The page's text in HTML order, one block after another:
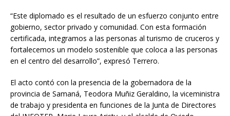
“Este diplomado es el resultado de un esfuerzo conjunto entre
gobierno, sector privado y comunidad. Con esta formación
certificada, integramos a las personas al turismo de cruceros y
fortalecemos un modelo sostenible que coloca a las personas
en el centro del desarrollo”, expresó Terrero.
El acto contó con la presencia de la gobernadora de la
provincia de Samaná, Teodora Muñiz Geraldino, la viceministra
de trabajo y presidenta en funciones de la Junta de Directores